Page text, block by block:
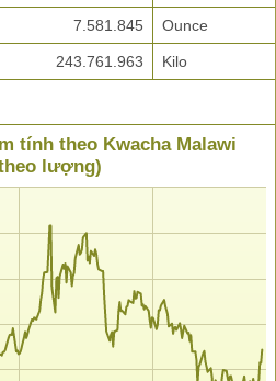
7.581.845 Ounce
243.761.963 Kilo
tính theo Kwacha Malawi
lượng)